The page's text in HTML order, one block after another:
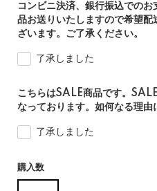
コンビニ決済、銀行振込での
品お送りいたしますので希望
ざいます。ご了承ください。
了承しました
こちらはSALE商品です。
なっております。如何なる理由
了承しました
購入数